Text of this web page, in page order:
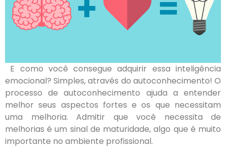
E como você consegue adquirir essa inteligência
emocional? Simples, através do autoconhecimento! O
processo de autoconhecimento ajuda a entender
melhor seus aspectos fortes e os que necessitam
uma melhoria. Admitir que você necessita de
melhorias é um sinal de maturidade, algo que é muito
importante no ambiente profissional.